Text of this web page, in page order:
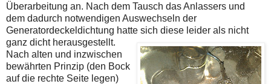
Überarbeitung an. Nach dem Tausch das Anlassers und
dem dadurch notwendigen Auswechseln der
Generatordeckeldichtung hatte sich diese leider als nicht
ganz dicht herausgestellt.
Nach alten und inzwischen
bewährten Prinzip (den Bock
auf die rechte Seite legen)